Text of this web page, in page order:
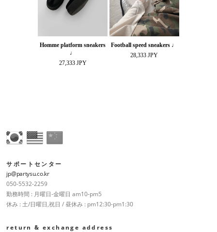
Homme platform sneakers
♩
27,333 JPY
Football speed sneakers ♩
28,333 JPY
サポートセンター
jp@partysu.co.kr
050-5532-2259
勤務時間 : 月曜日-金曜日 am10-pm5
休み : 土/日曜日,祝日 / 昼休み : pm12:30-pm1:30
return & exchange address